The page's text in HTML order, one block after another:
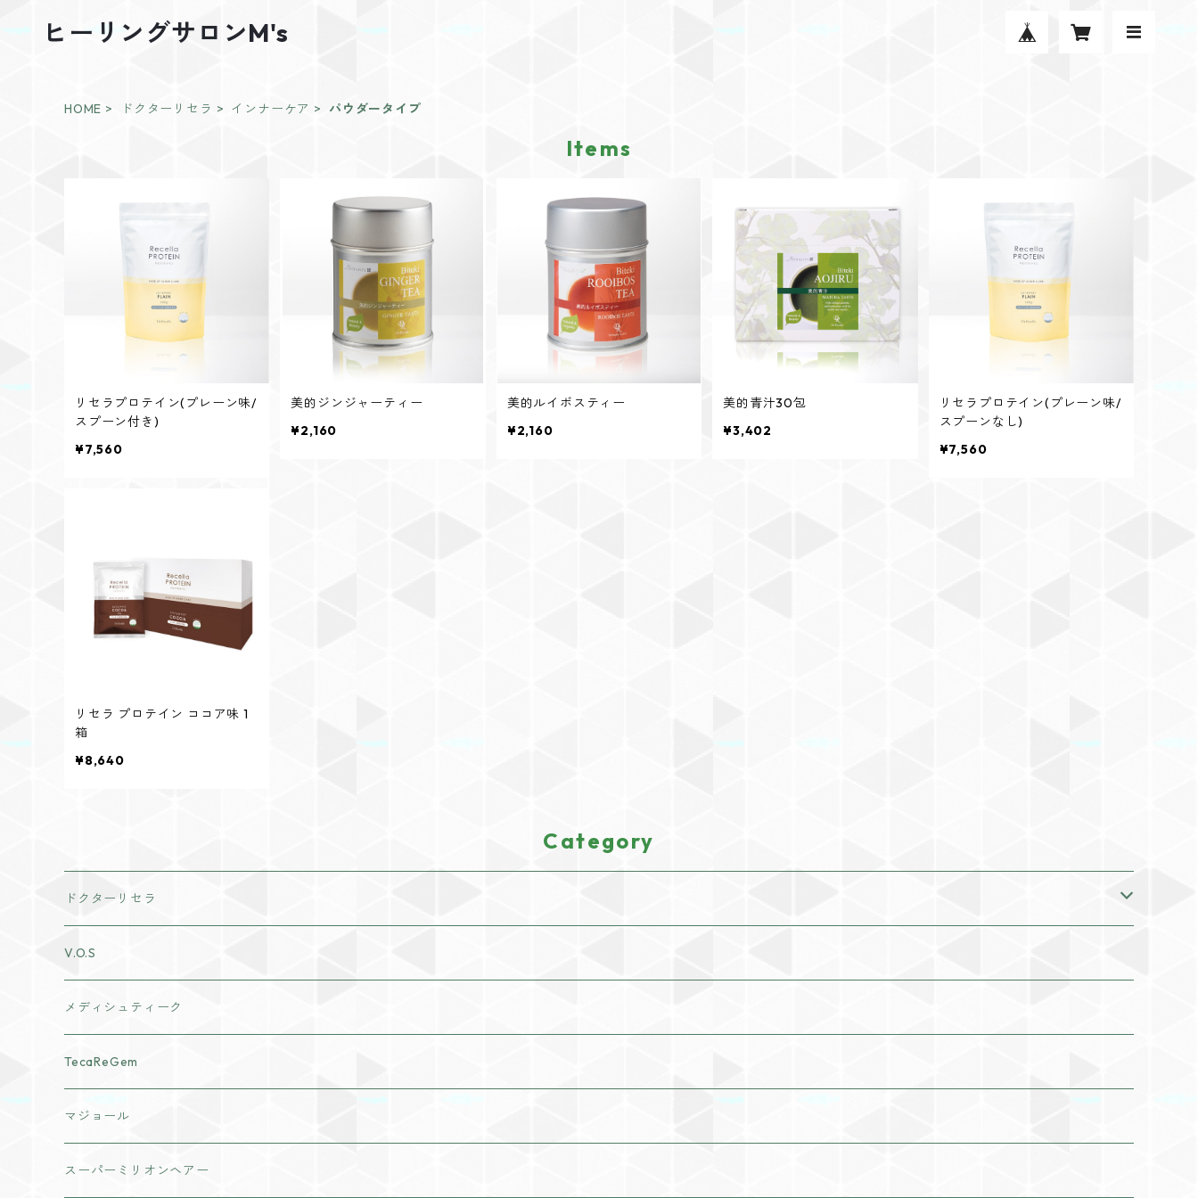
ヒーリングサロンM's
HOME ドクターリセラ インナーケア パウダータイプ
Items
リセラプロテイン(プレーン味/
スプーン付き)
¥7,560
美的ジンジャーティー
¥2,160
美的ルイボスティー
¥2,160
美的青汁30包
¥3,402
リセラプロテイン(プレーン味/
スプーンなし)
¥7,560
リセラ プロテイン ココア味 1
箱
¥8,640
Category
ドクターリセラ
アクアヴィーナススキンケア
クレンジング・洗顔
ナチュリスティーアクレス
cocochia
VI PLANTE
リキッド
インナーケア
V.O.S
メディシュティーク
TecaReGem
マジョール
スーパーミリオンヘアー